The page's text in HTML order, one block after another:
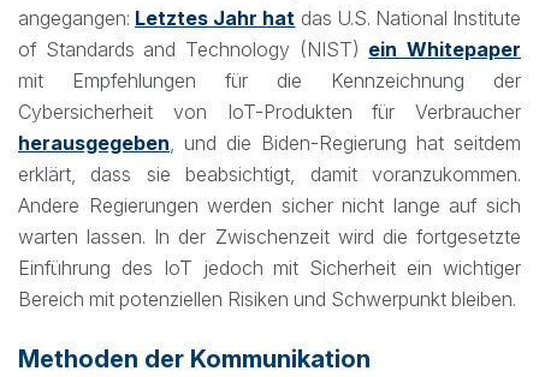
angegangen: Letztes Jahr hat das U.S. National Institute
of Standards and Technology (NIST) ein Whitepaper
mit Empfehlungen für die Kennzeichnung der
Cybersicherheit von IoT-Produkten für Verbraucher
herausgegeben , und die Biden-Regierung hat seitdem
erklärt, dass sie beabsichtigt, damit voranzukommen.
Andere Regierungen werden sicher nicht lange auf sich
warten lassen. In der Zwischenzeit wird die fortgesetzte
Einführung des IoT jedoch mit Sicherheit ein wichtiger
Bereich mit potenziellen Risiken und Schwerpunkt bleiben.
Methoden der Kommunikation